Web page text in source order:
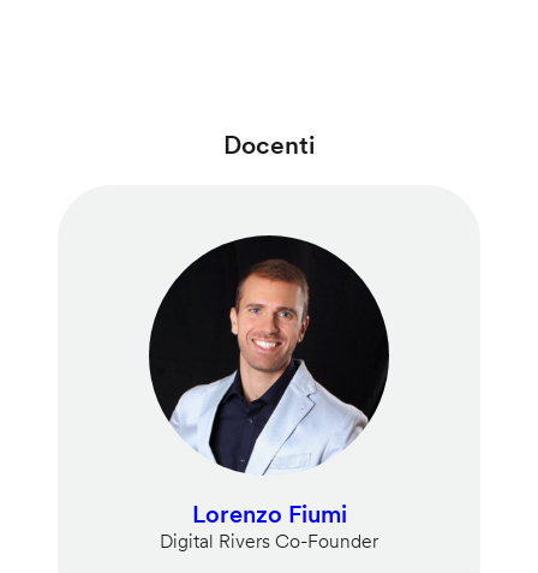
Docenti
Lorenzo Fiumi
Digital Rivers Co-Founder